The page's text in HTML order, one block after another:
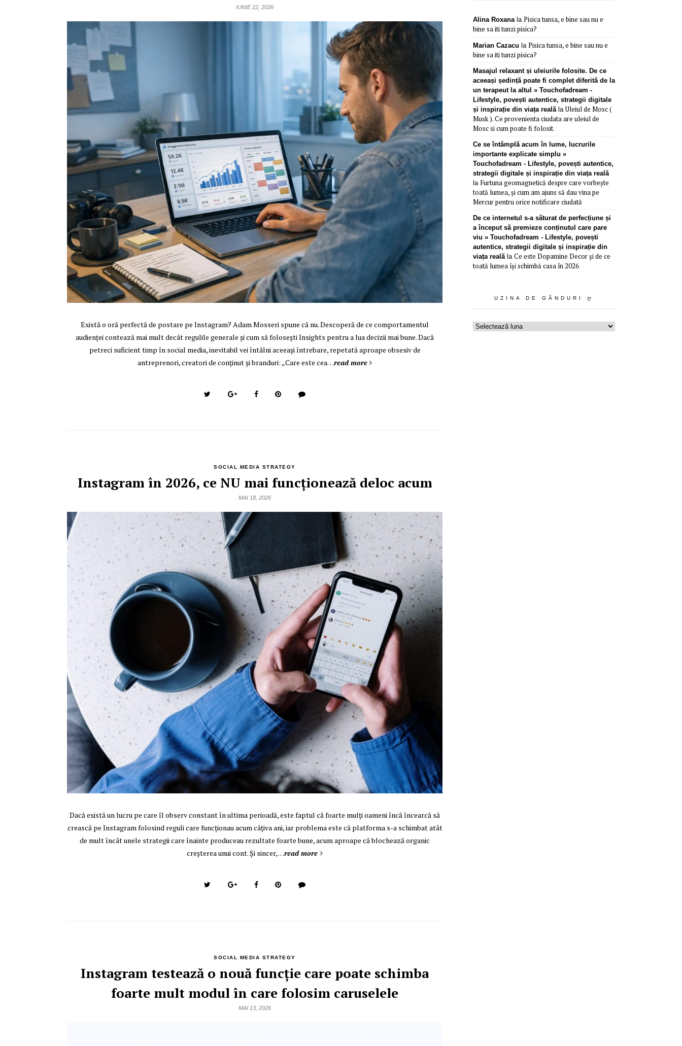
IUNIE 22, 2026
Există o oră perfectă de postare pe Instagram? Adam Mosseri spune că nu. Descoperă de ce comportamentul
audienței contează mai mult decât regulile generale și cum să folosești Insights pentru a lua decizii mai bune. Dacă
petreci suficient timp în social media, inevitabil vei întâlni aceeași întrebare, repetată aproape obsesiv de
antreprenori, creatori de conținut și branduri: „Care este cea…read more
SOCIAL MEDIA STRATEGY
Instagram în 2026, ce NU mai funcționează deloc acum
MAI 18, 2026
Dacă există un lucru pe care îl observ constant în ultima perioadă, este faptul că foarte mulți oameni încă încearcă să
crească pe Instagram folosind reguli care funcționau acum câțiva ani, iar problema este că platforma s-a schimbat atât
de mult încât unele strategii care înainte produceau rezultate foarte bune, acum aproape că blochează organic
creșterea unui cont. Și sincer,…read more
SOCIAL MEDIA STRATEGY
Instagram testează o nouă funcție care poate schimba
foarte mult modul în care folosim caruselele
MAI 13, 2026
Alina Roxanala Pisica tunsa, e bine sau nu e
bine sa iti tunzi pisica?
Marian Cazacu la Pisica tunsa, e bine sau nu e
bine sa iti tunzi pisica?
Masajul relaxant și uleiurile folosite. De ce
aceeași ședință poate fi complet diferită de la
un terapeut la altul » Touchofadream -
Lifestyle, povești autentice, strategii digitale
și inspirație din viața reală laUleiul de Mosc (
Musk ). Ce provenienta ciudata are uleiul de
Mosc si cum poate fi folosit.
Ce se întâmplă acum în lume, lucrurile
importante explicate simplu »
Touchofadream - Lifestyle, povești autentice,
strategii digitale și inspirație din viața reală
la Furtuna geomagnetică despre care vorbește
toată lumea, și cum am ajuns să dau vina pe
Mercur pentru orice notificare ciudată
De ce internetul s-a săturat de perfecțiune și
a început să premieze conținutul care pare
viu » Touchofadream - Lifestyle, povești
autentice, strategii digitale și inspirație din
viața reală la Ce este Dopamine Decor și de ce
toată lumea își schimbă casa în 2026
UZINA DE GÂNDURI Ღ
Uzina